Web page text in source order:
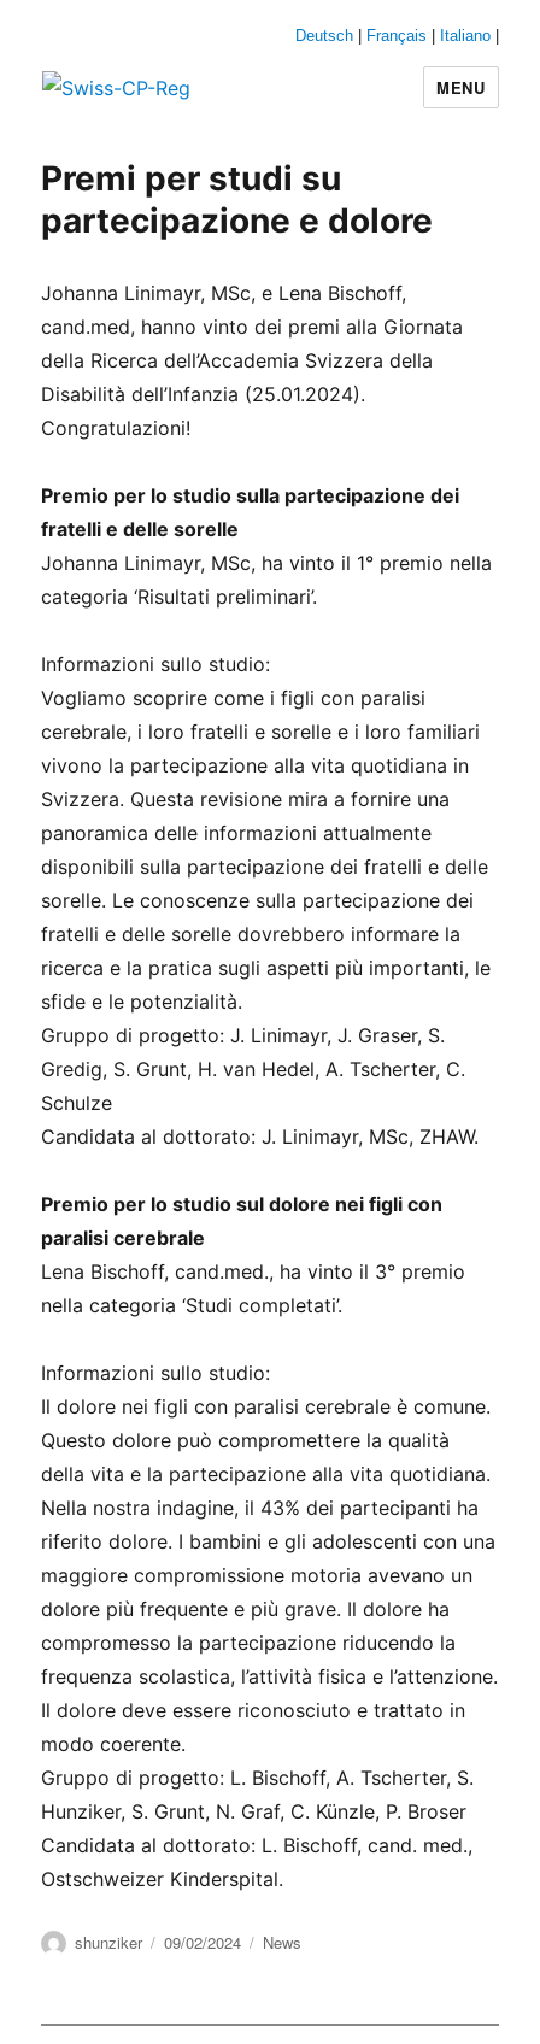
Deutsch| Français Italiano|
MENU
Premi per studi su
partecipazione e dolore
Johanna Linimayr, MSc, e Lena Bischoff,
cand.med, hanno vinto dei premi alla Giornata
della Ricerca dell’Accademia Svizzera della
Disabilità dell’Infanzia (25.01.2024).
Congratulazioni!
Premio per lo studio sulla partecipazione dei
fratelli e delle sorelle
Johanna Linimayr, MSc, ha vinto il 1° premio nella
categoria ‘Risultati preliminari’.
Informazioni sullo studio:
Vogliamo scoprire come i figli con paralisi
cerebrale, i loro fratelli e sorelle e i loro familiari
vivono la partecipazione alla vita quotidiana in
Svizzera. Questa revisione mira a fornire una
panoramica delle informazioni attualmente
disponibili sulla partecipazione dei fratelli e delle
sorelle. Le conoscenze sulla partecipazione dei
fratelli e delle sorelle dovrebbero informare la
ricerca e la pratica sugli aspetti più importanti, le
sfide e le potenzialità.
Gruppo di progetto: J. Linimayr, J. Graser, S.
Gredig, S. Grunt, H. van Hedel, A. Tscherter, C.
Schulze
Candidata al dottorato: J. Linimayr, MSc, ZHAW.
Premio per lo studio sul dolore nei figli con
paralisi cerebrale
Lena Bischoff, cand.med., ha vinto il 3° premio
nella categoria ‘Studi completati’.
Informazioni sullo studio:
Il dolore nei figli con paralisi cerebrale è comune.
Questo dolore può compromettere la qualità
della vita e la partecipazione alla vita quotidiana.
Nella nostra indagine, il 43% dei partecipanti ha
riferito dolore. I bambini e gli adolescenti con una
maggiore compromissione motoria avevano un
dolore più frequente e più grave. Il dolore ha
compromesso la partecipazione riducendo la
frequenza scolastica, l’attività fisica e l’attenzione.
Il dolore deve essere riconosciuto e trattato in
modo coerente.
Gruppo di progetto: L. Bischoff, A. Tscherter, S.
Hunziker, S. Grunt, N. Graf, C. Künzle, P. Broser
Candidata al dottorato: L. Bischoff, cand. med.,
Ostschweizer Kinderspital.
Autore
shunziker
Pubblicato
09/02/2024 Categorie
News